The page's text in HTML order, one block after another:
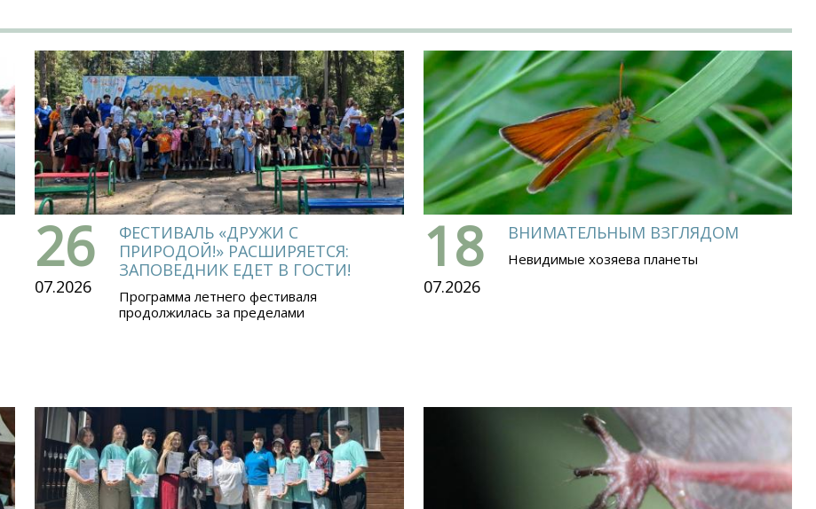
26
07.2026
ФЕСТИВАЛЬ «ДРУЖИ С
ПРИРОДОЙ!» РАСШИРЯЕТСЯ:
ЗАПОВЕДНИК ЕДЕТ В ГОСТИ!
Программа летнего фестиваля
продолжилась за пределами
18
07.2026
ВНИМАТЕЛЬНЫМ ВЗГЛЯДОМ
Невидимые хозяева планеты